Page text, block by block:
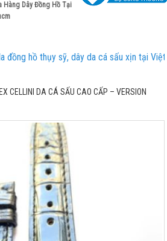
Hàng Dây Đồng Hồ Tại
đồng hồ thụy sỹ, dây da cá sấu xịn tại
CELLINI DA CÁ SẤU CAO CẤP – VERSION